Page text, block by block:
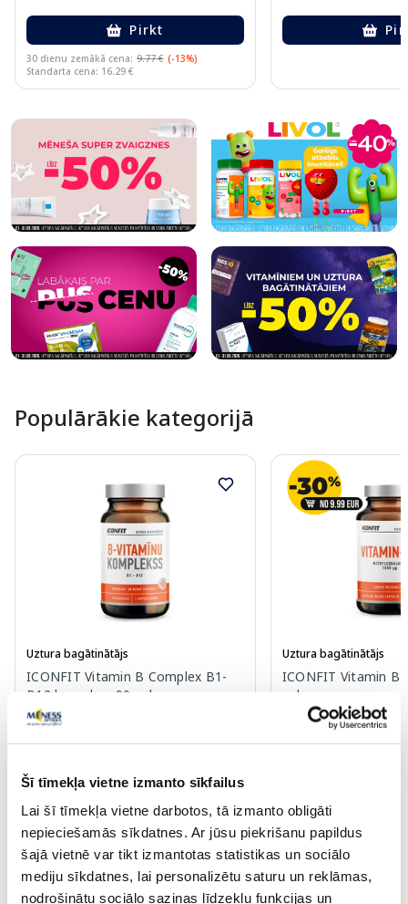
Šī tīmekļa vietne izmanto sīkfailus
Lai šī tīmekļa vietne darbotos, tā izmanto obligāti
nepieciešamās sīkdatnes. Ar jūsu piekrišanu papildus
šajā vietnē var tikt izmantotas statistikas un sociālo
mediju sīkdatnes, lai personalizētu saturu un reklāmas,
nodrošinātu sociālo saziņas līdzekļu funkcijas un
Pirkt
30 dienu zemākā cena: 9.77 € (-13%)
Standarta cena: 16.29 €
Populārākie kategorijā
Uztura bagātinātājs
ICONFIT Vitamin B Complex B1-
B12 kapsulas, 90 gab.
11.49 €
Pirkt
Uztura bagātinātājs
ICONFIT Vitamin
gab.
11.99 €
Page 1 of 10